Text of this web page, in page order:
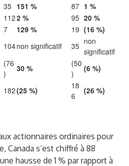
35 151 % 87 1 %
1122 % 95 20 %
7 129 % 19 (16 %)
104non significatif 35 non
significatif
(76
)
30 %
(50
)
(6 %)
182(25 %)
18
6
(26 %)
actionnaires ordinaires pour
Canada s’est chiffré à 88
hausse de 1 % par rapport à